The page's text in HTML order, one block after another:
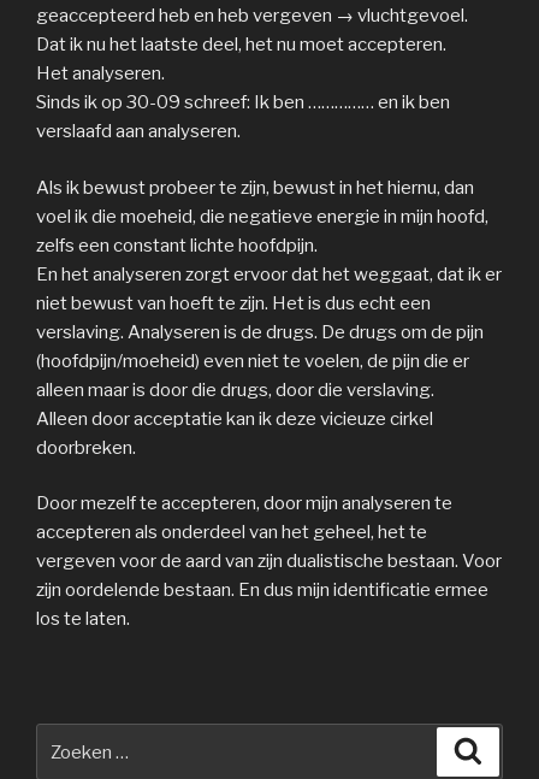
geaccepteerd heb en heb vergeven → vluchtgevoel.
Dat ik nu het laatste deel, het nu moet accepteren.
Het analyseren.
Sinds ik op 30-09 schreef: Ik ben …………… en ik ben
verslaafd aan analyseren.
Als ik bewust probeer te zijn, bewust in het hiernu, dan
voel ik die moeheid, die negatieve energie in mijn hoofd,
zelfs een constant lichte hoofdpijn.
En het analyseren zorgt ervoor dat het weggaat, dat ik er
niet bewust van hoeft te zijn. Het is dus echt een
verslaving. Analyseren is de drugs. De drugs om de pijn
(hoofdpijn/moeheid) even niet te voelen, de pijn die er
alleen maar is door die drugs, door die verslaving.
Alleen door acceptatie kan ik deze vicieuze cirkel
doorbreken.
Door mezelf te accepteren, door mijn analyseren te
accepteren als onderdeel van het geheel, het te
vergeven voor de aard van zijn dualistische bestaan. Voor
zijn oordelende bestaan. En dus mijn identificatie ermee
los te laten.
naar: